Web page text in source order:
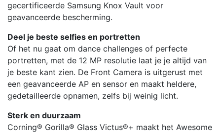
gecertificeerde Samsung Knox Vault voor
geavanceerde bescherming.
Deel je beste selfies en portretten
Of het nu gaat om dance challenges of perfecte
portretten, met de 12 MP resolutie laat je je altijd van
je beste kant zien. De Front Camera is uitgerust met
een geavanceerde AP en sensor en maakt heldere,
gedetailleerde opnamen, zelfs bij weinig licht.
Sterk en duurzaam
Corning® Gorilla® Glass Victus®+ maakt het Awesome